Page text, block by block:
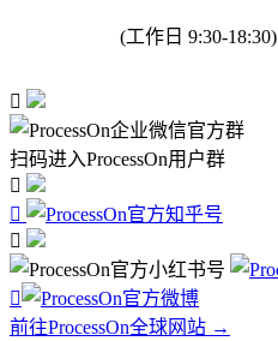
(工作日 9:30-18:30)

扫码进入ProcessOn用户群




前往ProcessOn全球网站 →